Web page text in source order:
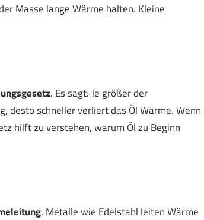
Masse lange Wärme halten. Kleine
. Es sagt: Je größer der
desto schneller verliert das Öl Wärme. Wenn
hilft zu verstehen, warum Öl zu Beginn
. Metalle wie Edelstahl leiten Wärme